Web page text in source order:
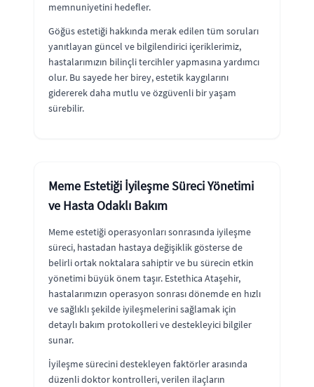
memnuniyetini hedefler.
Göğüs estetiği hakkında merak edilen tüm soruları
yanıtlayan güncel ve bilgilendirici içeriklerimiz,
hastalarımızın bilinçli tercihler yapmasına yardımcı
olur. Bu sayede her birey, estetik kaygılarını
gidererek daha mutlu ve özgüvenli bir yaşam
sürebilir.
Meme Estetiği İyileşme Süreci Yönetimi
ve Hasta Odaklı Bakım
Meme estetiği operasyonları sonrasında iyileşme
süreci, hastadan hastaya değişiklik gösterse de
belirli ortak noktalara sahiptir ve bu sürecin etkin
yönetimi büyük önem taşır. Estethica Ataşehir,
hastalarımızın operasyon sonrası dönemde en hızlı
ve sağlıklı şekilde iyileşmelerini sağlamak için
detaylı bakım protokolleri ve destekleyici bilgiler
sunar.
İyileşme sürecini destekleyen faktörler arasında
düzenli doktor kontrolleri, verilen ilaçların